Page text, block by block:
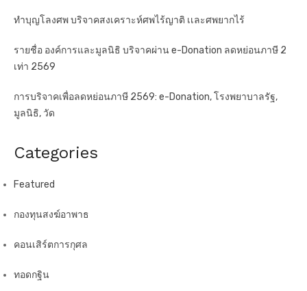
ทำบุญโลงศพ บริจาคสงเคราะห์ศพไร้ญาติ เเละศพยากไร้
รายชื่อ องค์การและมูลนิธิ บริจาคผ่าน e-Donation ลดหย่อนภาษี 2
เท่า 2569
การบริจาคเพื่อลดหย่อนภาษี 2569: e-Donation, โรงพยาบาลรัฐ,
มูลนิธิ, วัด
Categories
Featured
กองทุนสงฆ์อาพาธ
คอนเสิร์ตการกุศล
ทอดกฐิน